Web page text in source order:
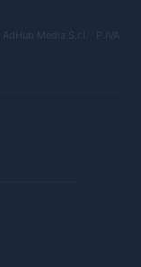
AdHub Media S.r.l. · P.IVA